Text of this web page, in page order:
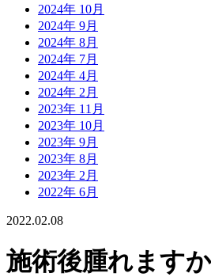
2024年 10月
2024年 9月
2024年 8月
2024年 7月
2024年 4月
2024年 2月
2023年 11月
2023年 10月
2023年 9月
2023年 8月
2023年 2月
2022年 6月
2022.02.08
施術後腫れます